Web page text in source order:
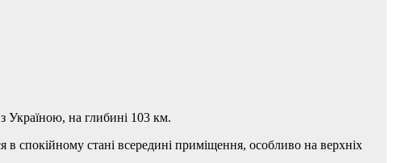
Україною, на глибині 103 км.
спокійному стані всередині приміщення, особливо на верхніх